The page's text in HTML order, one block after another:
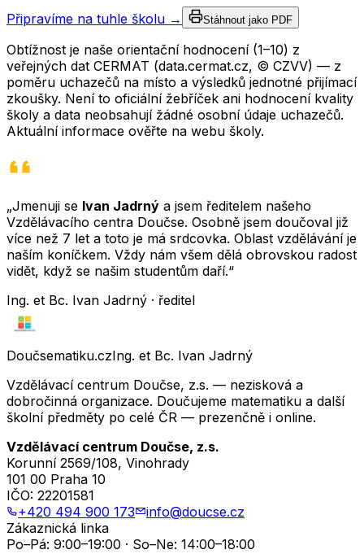
Připravíme na tuhle školu → Stáhnout jako PDF
Obtížnost je naše orientační hodnocení (1–10) z
veřejných dat CERMAT (data.cermat.cz, © CZVV) — z
poměru uchazečů na místo a výsledků jednotné přijímací
zkoušky. Není to oficiální žebříček ani hodnocení kvality
školy a data neobsahují žádné osobní údaje uchazečů.
Aktuální informace ověřte na webu školy.
„Jmenuji se Ivan Jadrný a jsem ředitelem našeho
Vzdělávacího centra Doučse. Osobně jsem doučoval již
více než 7 let a toto je má srdcovka. Oblast vzdělávání je
naším koníčkem. Vždy nám všem dělá obrovskou radost
vidět, když se našim studentům daří.“
Ing. et Bc. Ivan Jadrný · ředitel
Doučsematiku.czIng. et Bc. Ivan Jadrný
Vzdělávací centrum Doučse, z.s. — nezisková a
dobročinná organizace. Doučujeme matematiku a další
školní předměty po celé ČR — prezenčně i online.
Vzdělávací centrum Doučse, z.s.
Korunní 2569/108, Vinohrady
101 00 Praha 10
IČO: 22201581
+420 494 900 173
info@doucse.cz
Zákaznická linka
Po–Pá: 9:00–19:00 · So–Ne: 14:00–18:00